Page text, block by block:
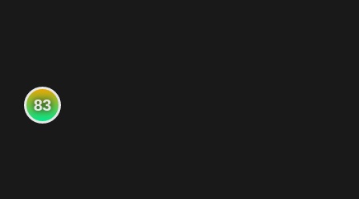
83